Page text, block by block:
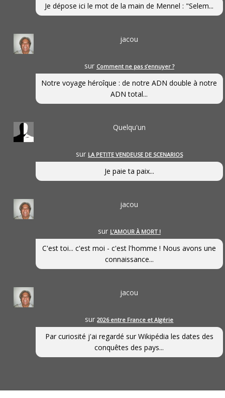
Je dépose ici le mot de la main de Mennel : "Selem...
jacou
sur Comment ne pas s’ennuyer ?
Notre voyage héroîque : de notre ADN double à notre
ADN total...
Quelqu'un
sur LA PETITE VENDEUSE DE SCENARIOS
Je paie ta paix...
jacou
sur L’AMOUR À MORT !
C'est toi... c'est moi - c'est l'homme ! Nous avons une
connaissance...
jacou
sur2026 entre France et Algérie
Par curiosité j'ai regardé sur Wikipédia les dates des
conquêtes des pays...